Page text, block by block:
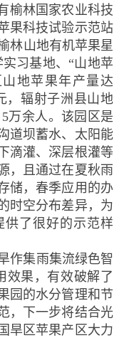
榆林国家农业科技
果科技试验示范站
林山地有机苹果星
习基地、“山地苹
地苹果年产量达
，辐射子洲县山地
万余人。该园区是
道坝蓄水、太阳能
滴灌、深层根灌等
，且通过在夏秋雨
储，春季应用的办
时空分布差异，为
了很好的示范样
作集雨集流绿色智
效果，有效破解了
园的水分管理和节
，下一步将结合光
旱区苹果产区大力